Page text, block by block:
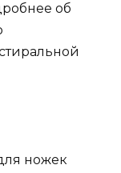
об
ножек